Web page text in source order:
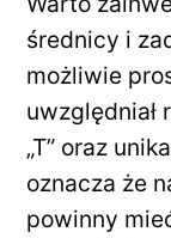
średnicy i
możliwie
uwzględniał
„T” oraz
oznacza że
powinny